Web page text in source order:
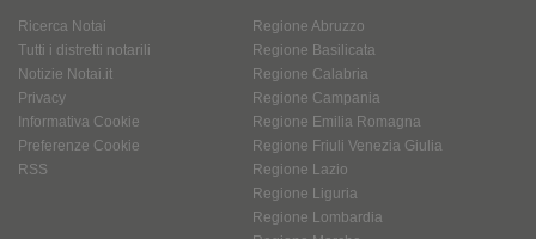
Ricerca Notai
Tutti i distretti notarili
Notizie Notai.it
Privacy
Informativa Cookie
Preferenze Cookie
RSS
Regione Abruzzo
Regione Basilicata
Regione Calabria
Regione Campania
Regione Emilia Romagna
Regione Friuli Venezia Giulia
Regione Lazio
Regione Liguria
Regione Lombardia